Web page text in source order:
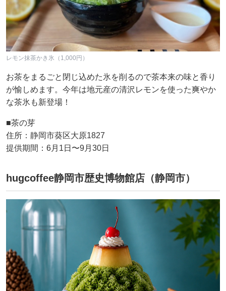
レモン抹茶かき氷（1,000円）
お茶をまるごと閉じ込めた氷を削るので茶本来の味と香り
が愉しめます。今年は地元産の清沢レモンを使った爽やか
な茶氷も新登場！
■茶の芽
住所：静岡市葵区大原1827
提供期間：6月1日〜9月30日
hugcoffee静岡市歴史博物館店（静岡市）